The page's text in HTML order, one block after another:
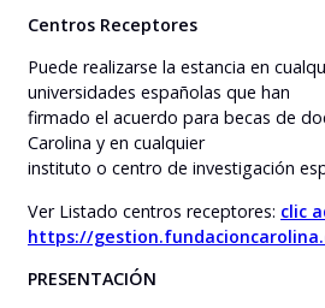
Centros Receptores
Puede realizarse la estancia en
universidades españolas que han
firmado el acuerdo para becas de
Carolina y en cualquier
instituto o centro de investigación
Ver Listado centros receptores: clic
https://
PRESENTACIÓN